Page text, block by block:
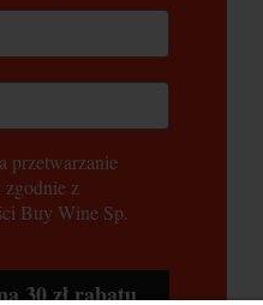
przetwarzanie
zgodnie z
Buy Wine Sp.
30 zł rabatu